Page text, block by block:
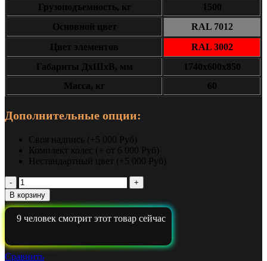
Грузоподъемность, кг
1500
Основной цвет
RAL 7012
Цвет элементов
RAL 3002
Габариты ДxШxВ, мм
1740х600х850
Масса, кг
60
Дополнительные опции:
Своя надпись (+5 000 Руб)
Комплект колес (+ от 6 000 Руб)
Нестандартный цвет (+5 000 Руб)
Количество
Верстак
с
вытяжкой
Гефест-
ЭПО-
V1
В корзину
9 человек смотрит этот товар сейчас
Сравнить